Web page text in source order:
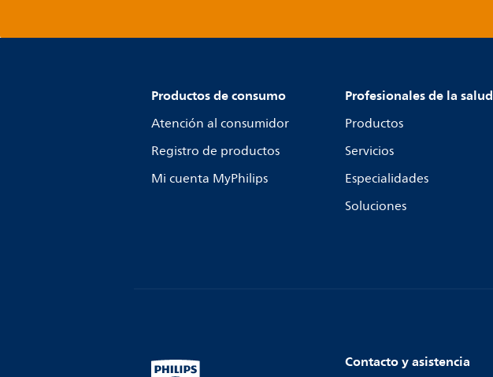
Productos de consumo
Atención al consumidor
Registro de productos
Mi cuenta MyPhilips
Profesionales de la salud
Productos
Servicios
Especialidades
Soluciones
Contacto y asistencia